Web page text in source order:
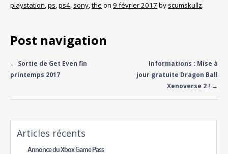
playstation,ps,ps4, sony,the on9 février 2017 by scumskullz.
Post navigation
← Sortie de Get Even fin
printemps 2017
Informations : Mise à
jour gratuite Dragon Ball
Xenoverse 2 ! →
Articles récents
Annonce du Xbox Game Pass